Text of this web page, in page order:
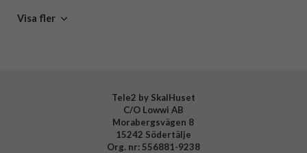
Tillverkarens art nr
PanzerGlass
Visa fler
Tele2 by SkalHuset
C/O Lowwi AB
Morabergsvägen 8
15242 Södertälje
Org. nr: 556881-9238